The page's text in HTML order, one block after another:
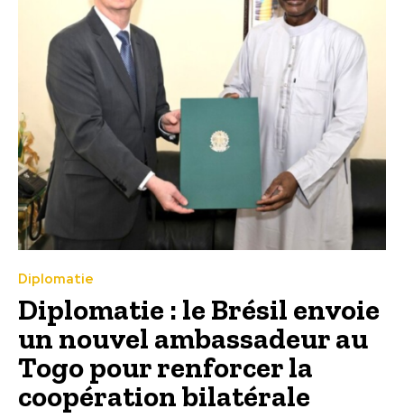
Diplomatie
Diplomatie : le Brésil envoie
un nouvel ambassadeur au
Togo pour renforcer la
coopération bilatérale